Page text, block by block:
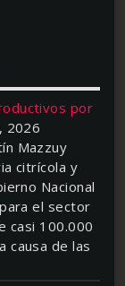
por
2026
Mazzuy
citrícola y
Nacional
el sector
casi 100.000
causa de las